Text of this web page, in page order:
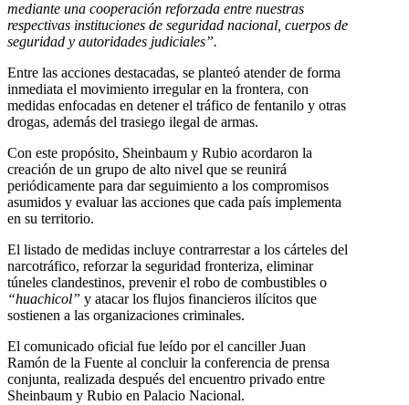
mediante una cooperación reforzada entre nuestras
respectivas instituciones de seguridad nacional, cuerpos de
seguridad y autoridades judiciales”.
Entre las acciones destacadas, se planteó atender de forma
inmediata el movimiento irregular en la frontera, con
medidas enfocadas en detener el tráfico de fentanilo y otras
drogas, además del trasiego ilegal de armas.
Con este propósito, Sheinbaum y Rubio acordaron la
creación de un grupo de alto nivel que se reunirá
periódicamente para dar seguimiento a los compromisos
asumidos y evaluar las acciones que cada país implementa
en su territorio.
El listado de medidas incluye contrarrestar a los cárteles del
narcotráfico, reforzar la seguridad fronteriza, eliminar
túneles clandestinos, prevenir el robo de combustibles o
“huachicol” y atacar los flujos financieros ilícitos que
sostienen a las organizaciones criminales.
El comunicado oficial fue leído por el canciller Juan
Ramón de la Fuente al concluir la conferencia de prensa
conjunta, realizada después del encuentro privado entre
Sheinbaum y Rubio en Palacio Nacional.